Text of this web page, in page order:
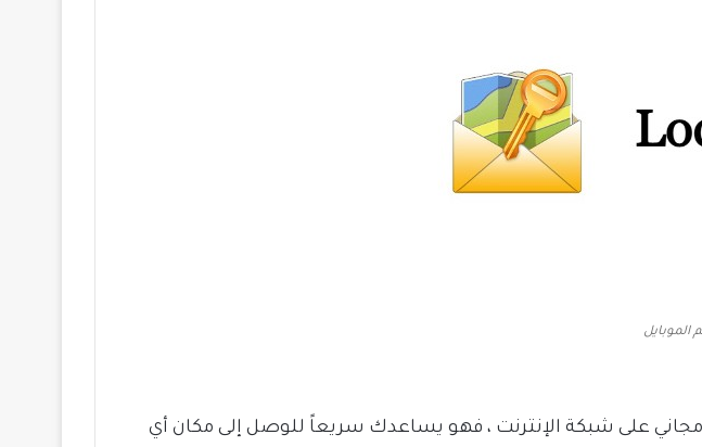
الموبايل
على شبكة الإنترنت ، فهو يساعدك سريعاً للوصل إلى مكان أي